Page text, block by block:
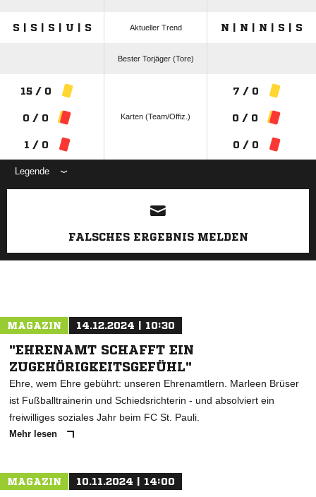
S | S | S | U | S Aktueller Trend N | N | N | S | S
Bester Torjäger (Tore)
15 / 0
0 / 0
1 / 0
Karten (Team/Offiz.)
7 / 0
0 / 0
0 / 0
Legende
ANZEIGE
FALSCHES ERGEBNIS MELDEN
MAGAZIN 14.12.2024 | 10:30
"EHRENAMT SCHAFFT EIN
ZUGEHÖRIGKEITSGEFÜHL"
Ehre, wem Ehre gebührt: unseren Ehrenamtlern. Marleen Brüser
ist Fußballtrainerin und Schiedsrichterin - und absolviert ein
freiwilliges soziales Jahr beim FC St. Pauli.
Mehr lesen
MAGAZIN 10.11.2024 | 14:00